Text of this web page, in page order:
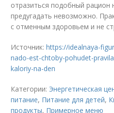
отразиться подобный рацион
предугадать невозможно.
с отменным здоровьем и не
Источник:https://idealnaya-
nado-est-chtoby-pohudet-
kaloriy-na-den
Категории: Энергетическая
питание, Питание для детей,
продукты, Примерное меню